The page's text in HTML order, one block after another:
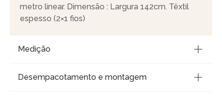
metro linear. Dimensão : Largura 142cm. Têxtil
espesso (2×1 fios)
Medição
Desempacotamento e montagem